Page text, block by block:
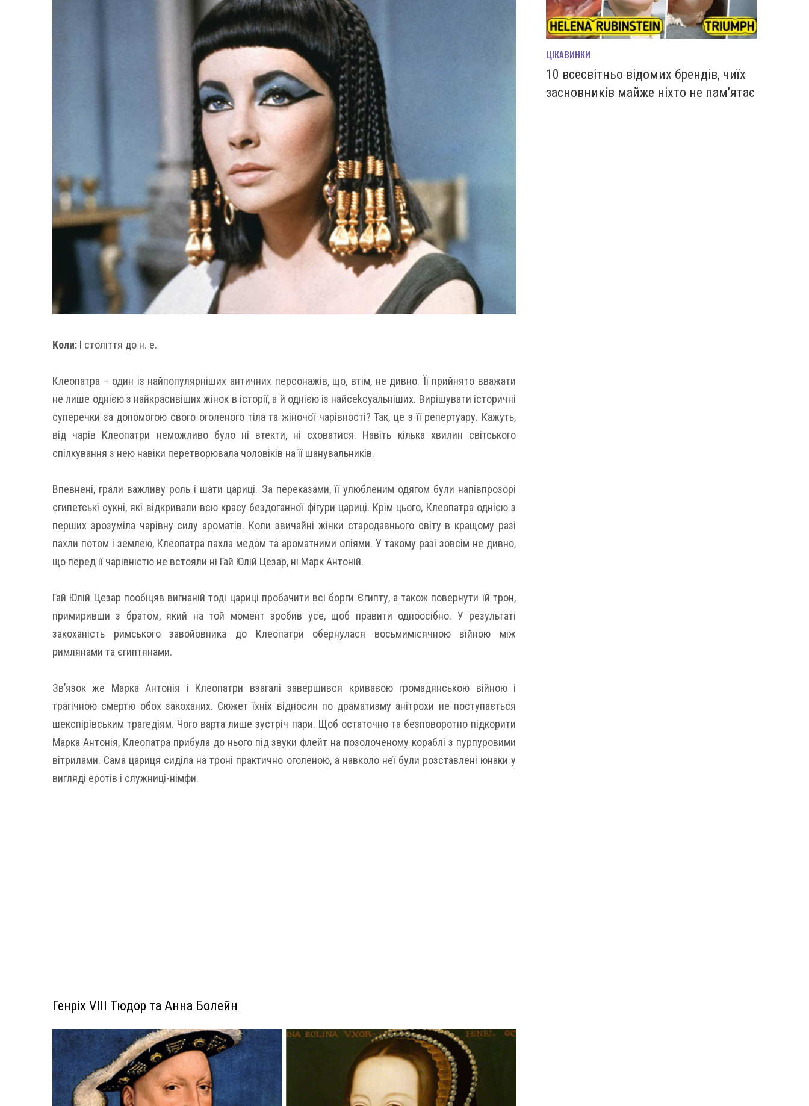
Коли: I століття до н. e.
Клеопатра – один із найпопулярніших античних персонажів, що, втім, не дивно. Її прийнято вважати
не лише однією з найкрасивіших жінок в історії, а й однією із найсеkсуальніших. Вирішувати історичні
суперечки за допомогою свого оголеного тіла та жіночої чарівності? Так, це з її репертуару. Кажуть,
від чарів Клеопатри неможливо було ні втекти, ні сховатися. Навіть кілька хвилин світського
спілкування з нею навіки перетворювала чоловіків на її шанувальників.
Впевнені, грали важливу роль і шати цариці. За переказами, її улюбленим одягом були напівпрозорі
єгипетські сукні, які відкривали всю красу бездоганної фігури цариці. Крім цього, Клеопатра однією з
перших зрозуміла чарівну силу ароматів. Коли звичайні жінки стародавнього світу в кращому разі
пахли потом і землею, Клеопатра пахла медом та ароматними оліями. У такому разі зовсім не дивно,
що перед її чарівністю не встояли ні Гай Юлій Цезар, ні Марк Антоній.
Гай Юлій Цезар пообіцяв вигнаній тоді цариці пробачити всі борги Єгипту, а також повернути їй трон,
примиривши з братом, який на той момент зробив усе, щоб правити одноосібно. У результаті
закоханість римського завойовника до Клеопатри обернулася восьмимісячною війною між
римлянами та єгиптянами.
Зв’язок же Марка Антонія і Клеопатри взагалі завершився кривавою громадянською війною і
трагічною смертю обох закоханих. Сюжет їхніх відносин по драматизму анітрохи не поступається
шекспірівським трагедіям. Чого варта лише зустріч пари. Щоб остаточно та безповоротно підкорити
Марка Антонія, Клеопатра прибула до нього під звуки флейт на позолоченому кораблі з пурпуровими
вітрилами. Сама цариця сиділа на троні практично оголеною, а навколо неї були розставлені юнаки у
вигляді еротів і служниці-німфи.
Генріх VIII Тюдор та Анна Болейн
ЦІКАВИНКИ
10 всесвітньо відомих брендів, чиїх
засновників майже ніхто не пам’ятає